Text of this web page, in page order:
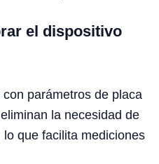
el dispositivo
parámetros de placa
la necesidad de
que facilita mediciones